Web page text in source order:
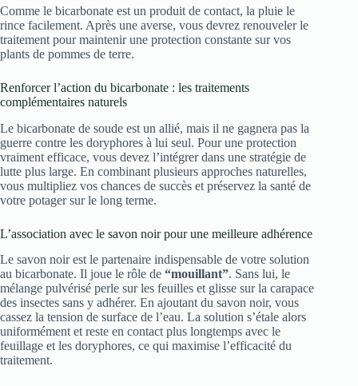
Comme le bicarbonate est un produit de contact, la pluie le
rince facilement. Après une averse, vous devrez renouveler le
traitement pour maintenir une protection constante sur vos
plants de pommes de terre.
Renforcer l’action du bicarbonate : les traitements
complémentaires naturels
Le bicarbonate de soude est un allié, mais il ne gagnera pas la
guerre contre les doryphores à lui seul. Pour une protection
vraiment efficace, vous devez l’intégrer dans une stratégie de
lutte plus large. En combinant plusieurs approches naturelles,
vous multipliez vos chances de succès et préservez la santé de
votre potager sur le long terme.
L’association avec le savon noir pour une meilleure adhérence
Le savon noir est le partenaire indispensable de votre solution
au bicarbonate. Il joue le rôle de “mouillant”. Sans lui, le
mélange pulvérisé perle sur les feuilles et glisse sur la carapace
des insectes sans y adhérer. En ajoutant du savon noir, vous
cassez la tension de surface de l’eau. La solution s’étale alors
uniformément et reste en contact plus longtemps avec le
feuillage et les doryphores, ce qui maximise l’efficacité du
traitement.